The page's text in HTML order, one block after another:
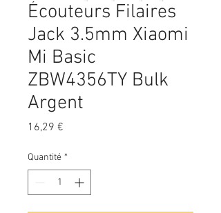
Écouteurs Filaires
Jack 3.5mm Xiaomi
Mi Basic
ZBW4356TY Bulk
Argent
16,29 €
Quantité *